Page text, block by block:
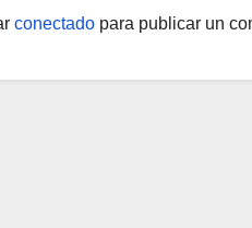
conectado para publicar un